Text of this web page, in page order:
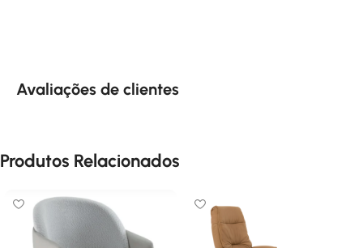
Avaliações de clientes
Produtos Relacionados